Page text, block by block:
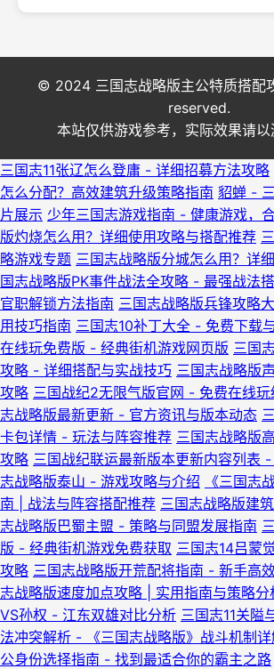
© 2024 三国志战略版主公特质搭配
reserved.
本站仅供游戏参考，实际效果请
三国志11张辽怎么登庸 - 详细招募方法攻略
怎么分配？高效建筑升级策略指南 貂蝉 -
片展示 少年三国志游戏指南 - 健康游戏，
版灼烧怎么用？详细使用攻略与搭配推荐
略游戏专题 三国志战略版分城怎么用？详
国志战略版PK事件战法全攻略 - 最强战法
官职解锁方法指南 三国志战略版兵锋攻略
用技巧指南 三国志10补丁大全 - 免费下载
在线玩免费版 - 经典街机游戏网页版 三国
攻略 - 详细搭配与实战技巧 三国志战略版
攻略 三国战纪2无限气版官网 - 免费在线
志战略版最新更新 - 官方资讯与版本动态
卡包详情 - 玩法与阵容推荐 三国志战略版
攻略 三国战纪联运最新版本更新内容列表
志战略版泰山 - 游戏攻略与介绍
《三国志
南 | 战法与阵容搭配推荐 三国志战略版建
志战略版巴蜀主盟 - 策略与同盟发展指南
版 - 经典街机游戏免费获取 三国志14吕蒙
攻略 三国志战略版开荒配将指南 - 新手高
志战略版速度加点攻略 | 实用指南与策略分
VS孙权 - 江东双雄对比分析 三国志11关隘
法冲突解析 - 《三国志战略版》战斗机制
公身份选择指南 - 找到最适合你的霸主之路